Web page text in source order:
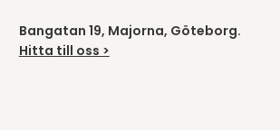
Bangatan 19, Majorna, Göteborg.
Hitta till oss >